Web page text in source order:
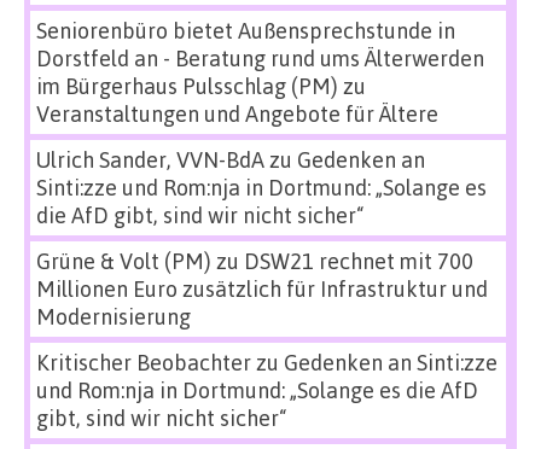
Seniorenbüro bietet Außensprechstunde in
Dorstfeld an - Beratung rund ums Älterwerden
im Bürgerhaus Pulsschlag (PM) zu
Veranstaltungen und Angebote für Ältere
Ulrich Sander, VVN-BdAzu Gedenken an
Sinti:zze und Rom:nja in Dortmund: „Solange es
die AfD gibt, sind wir nicht sicher“
Grüne & Volt (PM) zu DSW21 rechnet mit 700
Millionen Euro zusätzlich für Infrastruktur und
Modernisierung
Kritischer Beobachterzu Gedenken an Sinti:zze
und Rom:nja in Dortmund: „Solange es die AfD
gibt, sind wir nicht sicher“